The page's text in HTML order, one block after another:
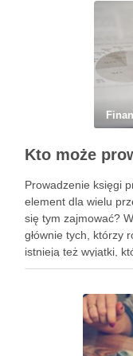
Prowadzenie księgi
element dla wielu
się tym zajmować?
głównie tych, którzy
istnieją też wyjątki,
Odpowiednie